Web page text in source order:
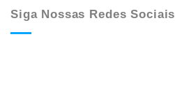
Siga Nossas Redes Sociais